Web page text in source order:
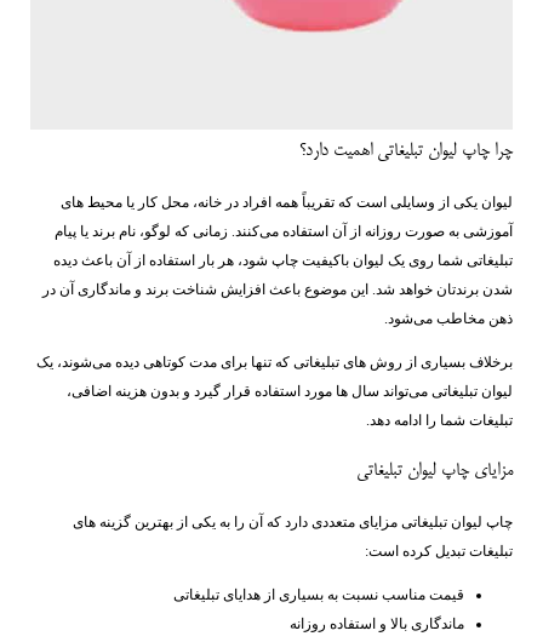
چرا چاپ لیوان تبلیغاتی اهمیت دارد؟
لیوان یکی از وسایلی است که تقریباً همه افراد در خانه، محل کار یا محیط ‌های
آموزشی به صورت روزانه از آن استفاده می‌کنند. زمانی که لوگو، نام برند یا پیام
تبلیغاتی شما روی یک لیوان باکیفیت چاپ شود، هر بار استفاده از آن باعث دیده
شدن برندتان خواهد شد. این موضوع باعث افزایش شناخت برند و ماندگاری آن در
ذهن مخاطب می‌شود.
برخلاف بسیاری از روش ‌های تبلیغاتی که تنها برای مدت کوتاهی دیده می‌شوند، یک
لیوان تبلیغاتی می‌تواند سال ‌ها مورد استفاده قرار گیرد و بدون هزینه اضافی،
تبلیغات شما را ادامه دهد.
مزایای چاپ لیوان تبلیغاتی
چاپ لیوان تبلیغاتی مزایای متعددی دارد که آن را به یکی از بهترین گزینه ‌های
تبلیغات تبدیل کرده است:
قیمت مناسب نسبت به بسیاری از هدایای تبلیغاتی
ماندگاری بالا و استفاده روزانه